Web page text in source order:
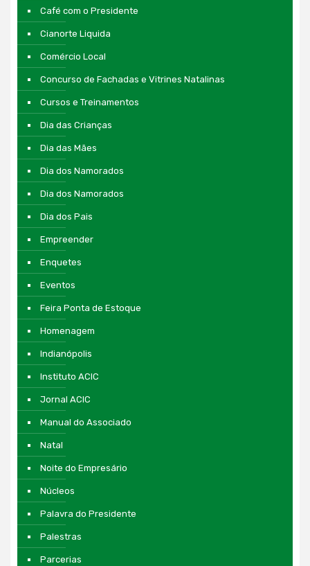
Café com o Presidente
Cianorte Liquida
Comércio Local
Concurso de Fachadas e Vitrines Natalinas
Cursos e Treinamentos
Dia das Crianças
Dia das Mães
Dia dos Namorados
Dia dos Namorados
Dia dos Pais
Empreender
Enquetes
Eventos
Feira Ponta de Estoque
Homenagem
Indianópolis
Instituto ACIC
Jornal ACIC
Manual do Associado
Natal
Noite do Empresário
Núcleos
Palavra do Presidente
Palestras
Parcerias